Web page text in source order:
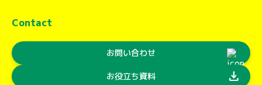
Contact
お問い合わせ
お役立ち資料 download